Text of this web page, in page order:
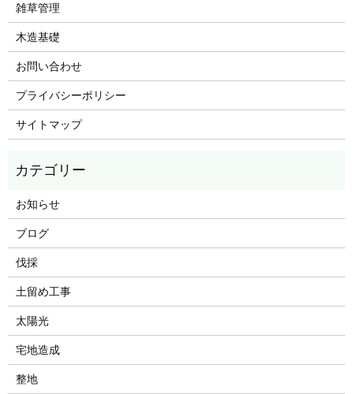
雑草管理
木造基礎
お問い合わせ
プライバシーポリシー
サイトマップ
お知らせ
ブログ
伐採
土留め工事
太陽光
宅地造成
整地